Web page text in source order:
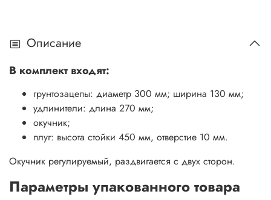
Описание
В комплект входят:
грунтозацепы: диаметр 300 мм; ширина 130 мм;
удлинители: длина 270 мм;
окучник;
плуг: высота стойки 450 мм, отверстие 10 мм.
Окучник регулируемый, раздвигается с двух сторон.
Параметры упакованного товара